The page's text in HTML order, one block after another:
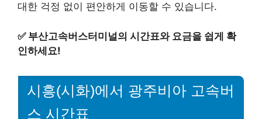
대한 걱정 없이 편안하게 이동할 수 있습니다.
✅ 부산고속버스터미널의 시간표와 요금을 쉽게 확
인하세요!
시흥(시화)에서 광주비아 고속버
스 시간표